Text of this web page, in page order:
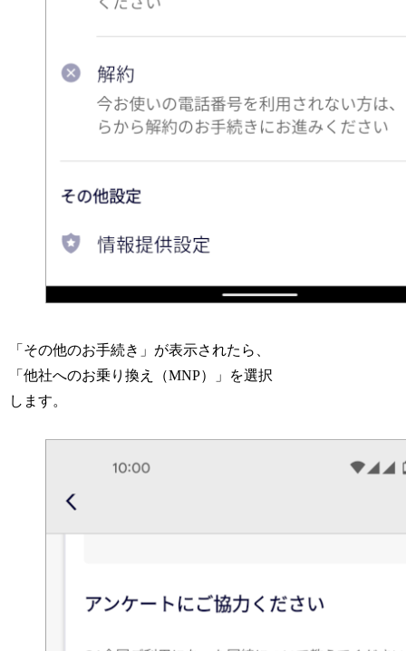
「その他のお手続き」が表示されたら、
「他社へのお乗り換え（MNP）」を選択
します。